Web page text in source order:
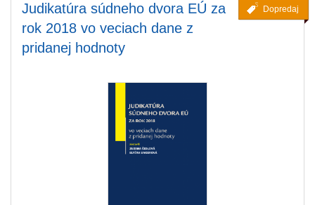
Dopredaj
Judikatúra súdneho dvora EÚ za
rok 2018 vo veciach dane z
pridanej hodnoty